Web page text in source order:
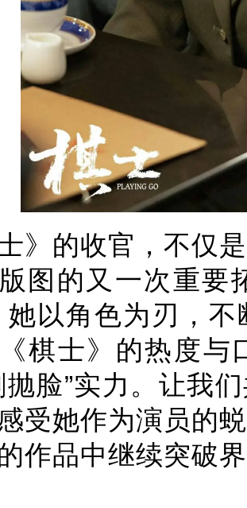
士》的收官，不仅
图的又一次重要
她以角色为刃，
棋士》的热度与
抛脸”实力。让我
受她作为演员的
作品中继续突破